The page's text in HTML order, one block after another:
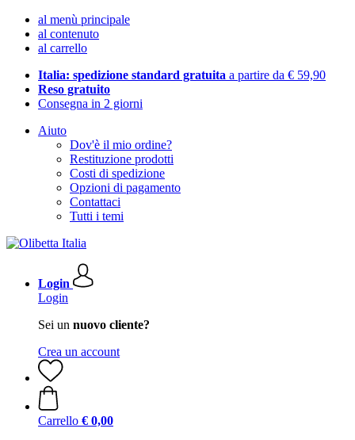
al menù principale
al contenuto
al carrello
Italia: spedizione standard gratuita a partire da € 59,90
Reso gratuito
Consegna in 2 giorni
Aiuto
Dov'è il mio ordine?
Restituzione prodotti
Costi di spedizione
Opzioni di pagamento
Contattaci
Tutti i temi
Login
Login
Sei un nuovo cliente?
Crea un account
Carrello € 0,00